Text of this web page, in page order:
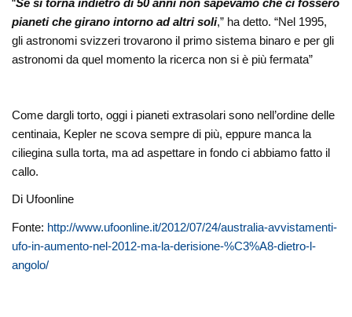
“Se si torna indietro di 50 anni non sapevamo che ci fossero
pianeti che girano intorno ad altri soli,” ha detto. “Nel 1995,
gli astronomi svizzeri trovarono il primo sistema binaro e per gli
astronomi da quel momento la ricerca non si è più fermata”
Come dargli torto, oggi i pianeti extrasolari sono nell’ordine delle
centinaia, Kepler ne scova sempre di più, eppure manca la
ciliegina sulla torta, ma ad aspettare in fondo ci abbiamo fatto il
callo.
Di Ufoonline
Fonte: http://www.ufoonline.it/2012/07/24/australia-avvistamenti-
ufo-in-aumento-nel-2012-ma-la-derisione-%C3%A8-dietro-l-
angolo/